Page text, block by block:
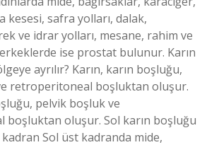
kesesi, safra yolları, dalak,
ve idrar yolları, mesane, rahim ve
ise prostat bulunur. Karın
ayrılır? Karın, karın boşluğu,
retroperitoneal boşluktan oluşur.
pelvik boşluk ve
oluşur. Sol karın boşluğu
Sol üst kadranda mide,